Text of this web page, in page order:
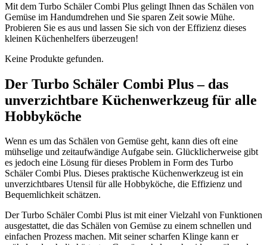
Mit dem Turbo Schäler Combi Plus gelingt Ihnen das Schälen von
Gemüse im Handumdrehen und Sie sparen Zeit sowie Mühe.
Probieren Sie es aus und lassen Sie sich von der Effizienz dieses
kleinen Küchenhelfers überzeugen!
Keine Produkte gefunden.
Der Turbo Schäler Combi Plus – das
unverzichtbare Küchenwerkzeug für alle
Hobbyköche
Wenn es um das Schälen von Gemüse geht, kann dies oft eine
mühselige und zeitaufwändige Aufgabe sein. Glücklicherweise gibt
es jedoch eine Lösung für dieses Problem in Form des Turbo
Schäler Combi Plus. Dieses praktische Küchenwerkzeug ist ein
unverzichtbares Utensil für alle Hobbyköche, die Effizienz und
Bequemlichkeit schätzen.
Der Turbo Schäler Combi Plus ist mit einer Vielzahl von Funktionen
ausgestattet, die das Schälen von Gemüse zu einem schnellen und
einfachen Prozess machen. Mit seiner scharfen Klinge kann er